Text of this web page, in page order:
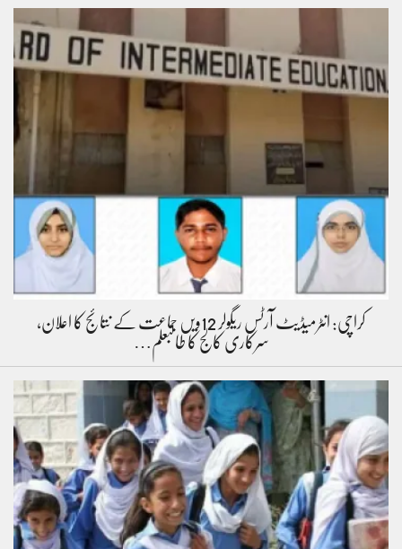
کراچی: انٹرمیڈیٹ آرٹس ریگولر 12ویں جماعت کے نتائج کا اعلان،
سرکاری کالج کا طالبعلم…